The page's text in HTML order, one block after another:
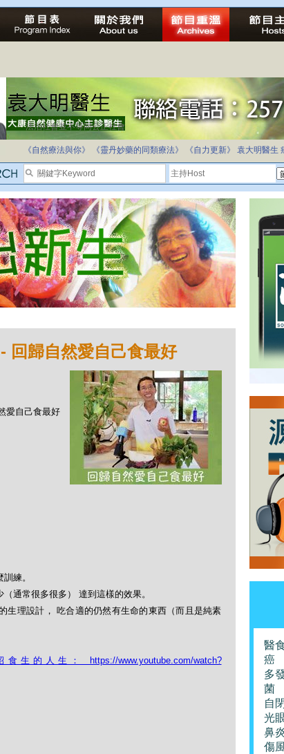
法治社會並不等同公正社會
自家教育合法化-推動多元化教育，全民學卷制
《自然療法與你》
《靈丹妙藥的同類療法》 《自力更新》 袁大明醫生
回歸自然愛自己食最好
愛自己食最好
練。
通常很多很多） 達到這樣的效果。
生理設計， 吃合適的仍然有生命的東西（而且是純素
的人生： https://www.youtube.com/watch?
醫
癌
多
菌
自
光
鼻
傷